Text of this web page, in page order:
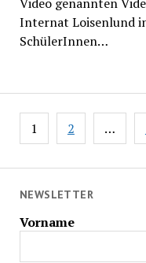
NEWSLETTER
Vorname
Internat Loisenlund
SchülerInnen…
1 2 …